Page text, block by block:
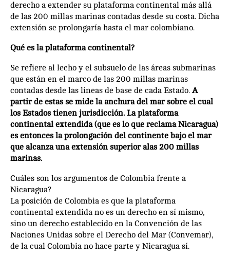
derecho a extender su plataforma continental más allá
de las 200 millas marinas contadas desde su costa. Dicha
extensión se prolongaría hasta el mar colombiano.
Qué es la plataforma continental?
Se refiere al lecho y el subsuelo de las áreas submarinas
que están en el marco de las 200 millas marinas
contadas desde las líneas de base de cada Estado. A
partir de estas se mide la anchura del mar sobre el cual
los Estados tienen jurisdicción. La plataforma
continental extendida (que es lo que reclama Nicaragua)
es entonces la prolongación del continente bajo el mar
que alcanza una extensión superior alas 200 millas
marinas.
Cuáles son los argumentos de Colombia frente a
Nicaragua?
La posición de Colombia es que la plataforma
continental extendida no es un derecho en sí mismo,
sino un derecho establecido en la Convención de las
Naciones Unidas sobre el Derecho del Mar (Convemar),
de la cual Colombia no hace parte y Nicaragua sí.